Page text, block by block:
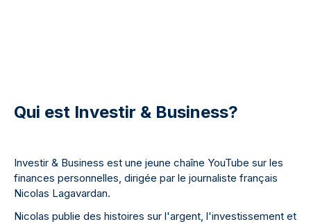
Qui est Investir & Business?
Investir & Business est une jeune chaîne YouTube sur les
finances personnelles, dirigée par le journaliste français
Nicolas Lagavardan.
Nicolas publie des histoires sur l'argent, l'investissement et